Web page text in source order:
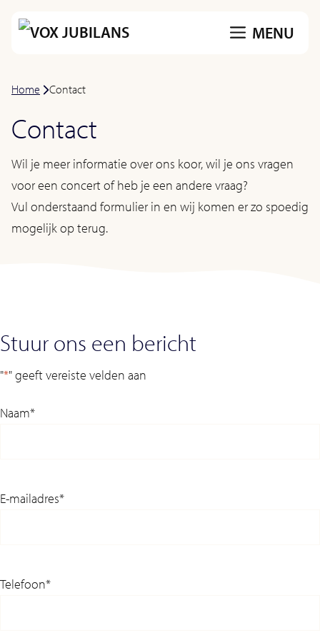
inhoud
MENU
Home -Contact
Contact
Wil je meer informatie over ons koor, wil je ons vragen
voor een concert of heb je een andere vraag?
Vul onderstaand formulier in en wij komen er zo spoedig
mogelijk op terug.
Stuur ons een bericht
"*" geeft vereiste velden aan
Naam*
E-mailadres*
Telefoon*